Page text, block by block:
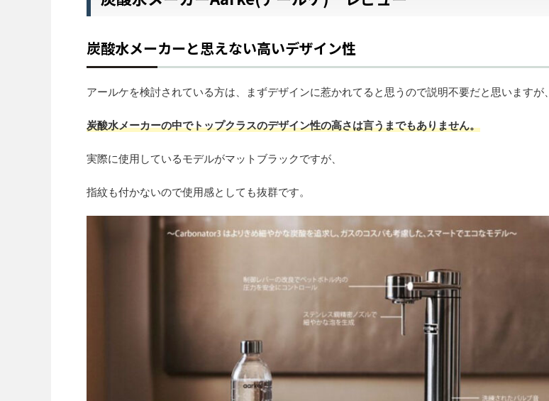
炭酸水メーカーと思えない高いデザイン性
アールケを検討されている方は、まずデザインに惹かれてると思うので説明不要だと思いますが、
炭酸水メーカーの中でトップクラスのデザイン性の高さは言うまでもありません。
実際に使用しているモデルがマットブラックですが、
指紋も付かないので使用感としても抜群です。